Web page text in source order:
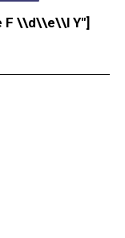
F \\d\\e\\l Y"]